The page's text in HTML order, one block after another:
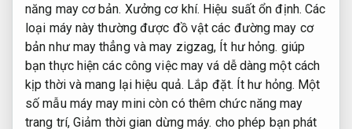
năng may cơ bản. Xưởng cơ khí. Hiệu suất ổn định. Các
loại máy này thường được đồ vật các đường may cơ
bản như may thẳng và may zigzag, Ít hư hỏng. giúp
bạn thực hiện các công việc may vá dễ dàng một cách
kịp thời và mang lại hiệu quả. Lắp đặt. Ít hư hỏng. Một
số mẫu máy may mini còn có thêm chức năng may
trang trí,Giảm thời gian dừng máy. cho phép bạn phát